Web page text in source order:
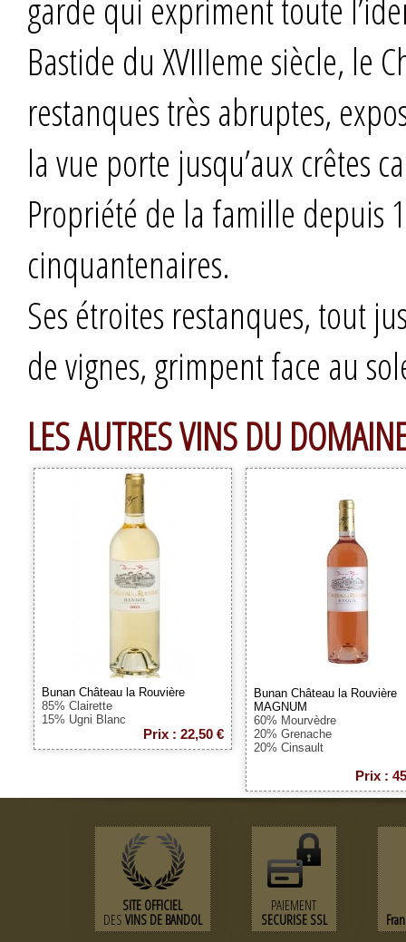
Bastide du XVIIIeme siècle, le
restanques très abruptes,
la vue porte jusqu’aux crêtes
Propriété de la famille depuis
cinquantenaires.
Ses étroites restanques, tout
de vignes, grimpent face au
LES AUTRES VINS DU
Bunan Château la Rouvière
85% Clairette
15% Ugni Blanc
Prix : 22,50 €
Bunan Château la Rouvière
MAGNUM
60% Mourvèdre
20% Grenache
20% Cinsault
Prix :
SITE OFFICIEL
DES VINS DE BANDOL
PAIEMENT
SECURISE SSL